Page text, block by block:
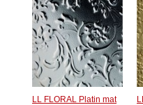
LL FLORAL Platin mat